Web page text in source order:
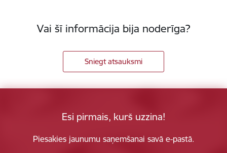
Vai šī informācija bija noderīga?
Sniegt atsauksmi
Esi pirmais, kurš uzzina!
Piesakies jaunumu saņemšanai savā e-pastā.